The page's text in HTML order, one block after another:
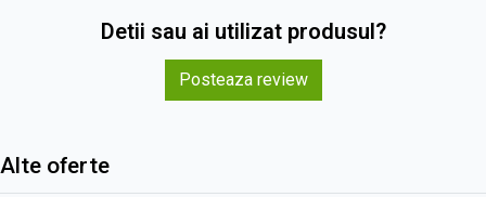
Detii sau ai utilizat produsul?
Posteaza review
Alte oferte